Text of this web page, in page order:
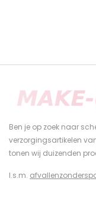
Ben je op zoek naar
verzorgingsartikelen
tonen wij duizenden
I.s.m.